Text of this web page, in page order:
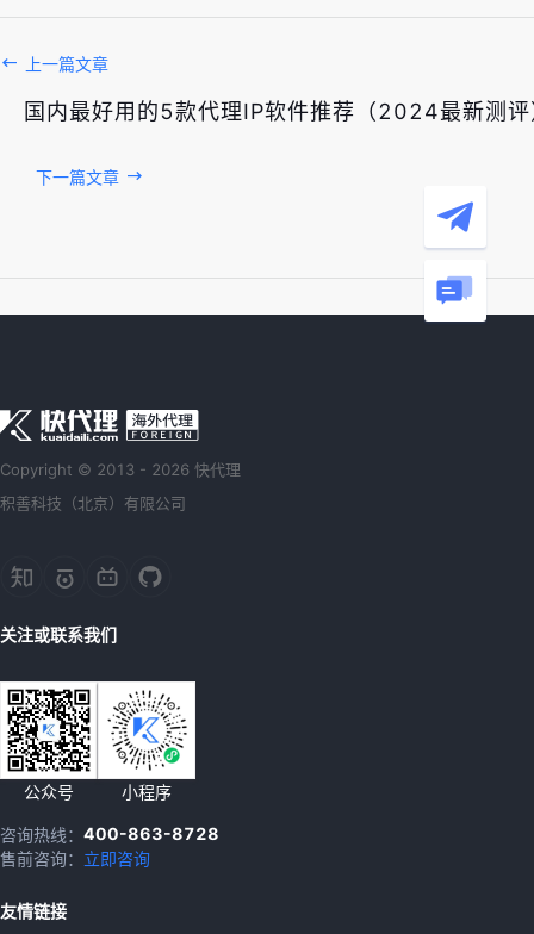
上一篇文章
国内最好用的5款代理IP软件推荐（2024最新测
下一篇文章
Copyright © 2013 - 2026 快代理
积善科技（北京）有限公司
关注或联系我们
公众号 小程序
咨询热线： 400-863-8728
售前咨询： 立即咨询
友情链接